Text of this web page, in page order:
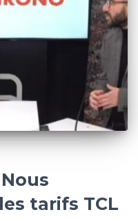
Nous
tarifs TCL